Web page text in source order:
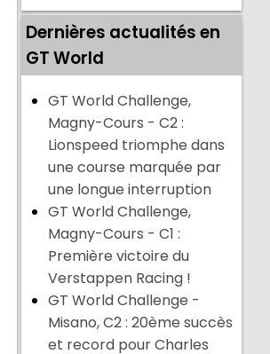
Dernières actualités en
GT World
GT World Challenge,
Magny-Cours - C2 :
Lionspeed triomphe dans
une course marquée par
une longue interruption
GT World Challenge,
Magny-Cours - C1 :
Première victoire du
Verstappen Racing !
GT World Challenge -
Misano, C2 : 20ème succès
et record pour Charles